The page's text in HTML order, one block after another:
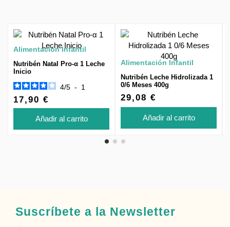
Alimentación Infantil
Nutribén Natal Pro-α 1 Leche
Inicio
4/5 - 1
17,90 €
Añadir al carrito
Alimentación Infantil
Nutribén Leche Hidrolizada 1
0/6 Meses 400g
29,08 €
Añadir al carrito
Suscríbete a la Newsletter